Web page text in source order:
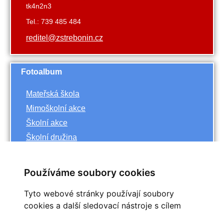
Používáme soubory cookies
Tyto webové stránky používají soubory
cookies a další sledovací nástroje s cílem
tk4n2n3
Tel.: 739 485 484
reditel@zstrebonin.cz
Fotoalbum
Mateřská škola
Mimoškolní akce
Školní akce
Školní družina
<< říjen